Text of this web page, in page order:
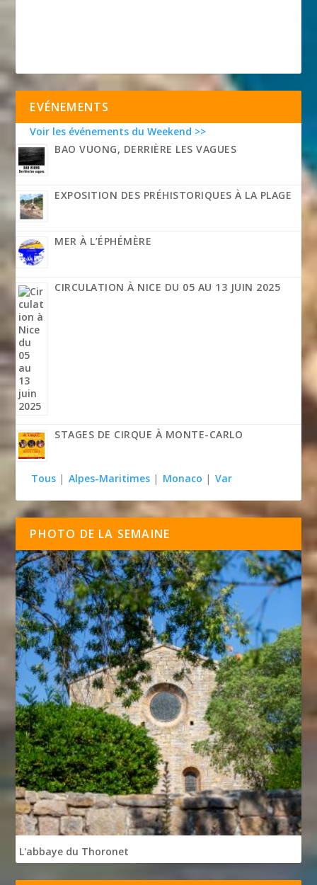
EVÉNEMENTS
Voir les événements du Weekend >>
BAO VUONG, DERRIÈRE LES VAGUES
EXPOSITION DES PRÉHISTORIQUES À LA PLAGE
MER À L’ÉPHÉMÈRE
CIRCULATION À NICE DU 05 AU 13 JUIN 2025
STAGES DE CIRQUE À MONTE-CARLO
Tous | Alpes-Maritimes | Monaco | Var
PHOTO DE LA SEMAINE
L'abbaye du Thoronet